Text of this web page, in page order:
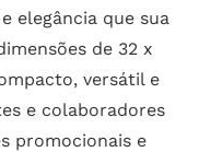
elegância que sua
de 32 x
versátil e
e colaboradores
promocionais e